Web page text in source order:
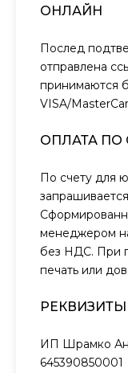
ОНЛАЙН
Послед
отправлена
принимаются
VISA/
ОПЛАТА ПО
По счету для
менеджером
без НДС. При
печать или
ИП Шрамко
645390850001